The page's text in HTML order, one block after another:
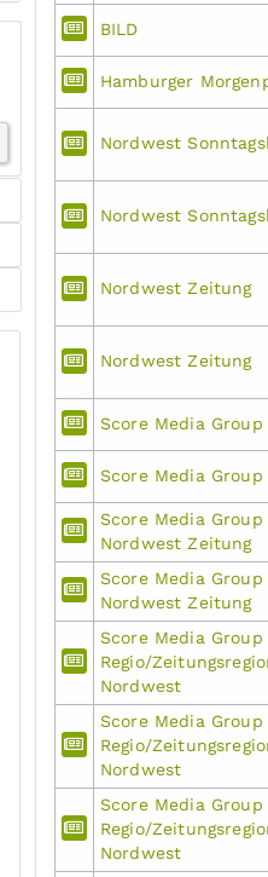
BILD
Hamburger
Nordwest
Nordwest
Nordwest Zeitung
Nordwest Zeitung
Score Media Group
Score Media Group
Score Media Group
Nordwest Zeitung
Score Media Group
Nordwest Zeitung
Score Media Group
Regio/
Nordwest
Score Media Group
Regio/
Nordwest
Score Media Group
Regio/
Nordwest